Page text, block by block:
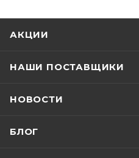
АКЦИИ
НАШИ ПОСТАВЩИКИ
НОВОСТИ
БЛОГ